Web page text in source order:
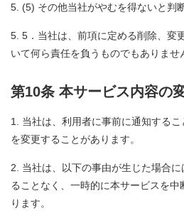
(5) その他当社がやむを得ないと判
5．当社は、前項に定める削除、変
いて何ら責任を負うものでもありませ
第10条 本サービス内容の
当社は、利用者に事前に通知する
を変更することがあります。
当社は、以下の事由が生じた場合
ることなく、一時的に本サービスを
ります。